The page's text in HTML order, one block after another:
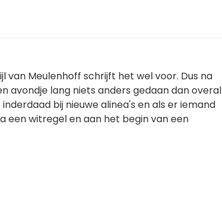
van Meulenhoff schrijft het wel voor. Dus na
avondje lang niets anders gedaan dan overal
bij nieuwe alinea's en als er iemand
een witregel en aan het begin van een